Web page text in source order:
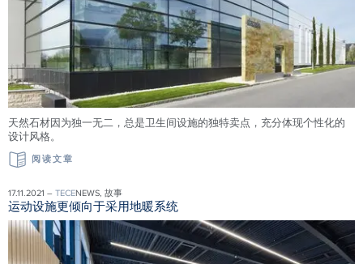
天然石材因为独一无二，总是卫生间设施的独特卖点，充分体现个性化的
设计风格。
阅读文章
17.11.2021 – TECENEWS, 故事
运动设施更倾向于采用地暖系统